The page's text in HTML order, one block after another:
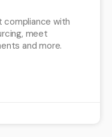
compliance with
meet
and more.